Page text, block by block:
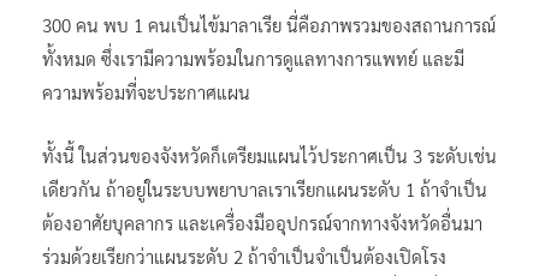
300 คน พบ 1 คนเป็นไข้มาลาเรีย นี่คือภาพรวมของสถานการณ์
ทั้งหมด ซึ่งเรามีความพร้อมในการดูแลทางการแพทย์ และมี
ความพร้อมที่จะประกาศแผน
ทั้งนี้ ในส่วนของจังหวัดก็เตรียมแผนไว้ประกาศเป็น 3 ระดับเช่น
เดียวกัน ถ้าอยู่ในระบบพยาบาลเราเรียกแผนระดับ 1 ถ้าจำเป็น
ต้องอาศัยบุคลากร และเครื่องมืออุปกรณ์จากทางจังหวัดอื่นมา
ร่วมด้วยเรียกว่าแผนระดับ 2 ถ้าจำเป็นจำเป็นต้องเปิดโรง